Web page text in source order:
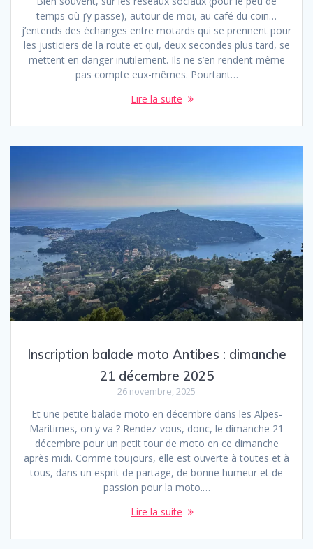
temps où j’y passe), autour de moi, au café du coin…
j’entends des échanges entre motards qui se prennent pour
les justiciers de la route et qui, deux secondes plus tard, se
mettent en danger inutilement. Ils ne s’en rendent même
pas compte eux-mêmes. Pourtant…
Lire la suite
Inscription balade moto Antibes : dimanche
21 décembre 2025
26 novembre, 2025
Et une petite balade moto en décembre dans les Alpes-
Maritimes, on y va ? Rendez-vous, donc, le dimanche 21
décembre pour un petit tour de moto en ce dimanche
après midi. Comme toujours, elle est ouverte à toutes et à
tous, dans un esprit de partage, de bonne humeur et de
passion pour la moto.…
Lire la suite